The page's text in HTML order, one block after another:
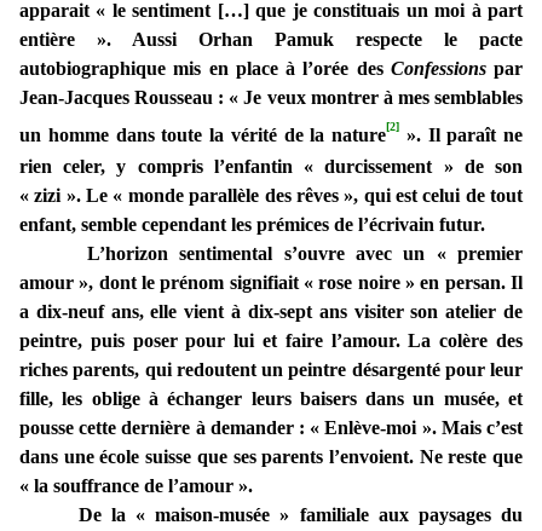
apparait « le sentiment […] que je constituais un moi à part
entière ». Aussi Orhan Pamuk respecte le pacte
autobiographique mis en place à l’orée des Confessionspar
Jean-Jacques Rousseau : « Je veux montrer à mes semblables
un homme dans toute la vérité de la nature[2] ». Il paraît ne
rien celer, y compris l’enfantin « durcissement » de son
« zizi ». Le « monde parallèle des rêves », qui est celui de tout
enfant, semble cependant les prémices de l’écrivain futur.
L’horizon sentimental s’ouvre avec un « premier
amour », dont le prénom signifiait « rose noire » en persan. Il
a dix-neuf ans, elle vient à dix-sept ans visiter son atelier de
peintre, puis poser pour lui et faire l’amour. La colère des
riches parents, qui redoutent un peintre désargenté pour leur
fille, les oblige à échanger leurs baisers dans un musée, et
pousse cette dernière à demander : « Enlève-moi ». Mais c’est
dans une école suisse que ses parents l’envoient. Ne reste que
« la souffrance de l’amour ».
De la « maison-musée » familiale aux paysages du